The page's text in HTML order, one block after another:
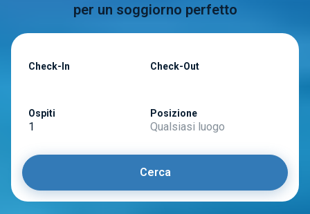
per un soggiorno perfetto
Posizione
Qualsiasi luogo
Check-In Check-Out
Ospiti
1
Cerca